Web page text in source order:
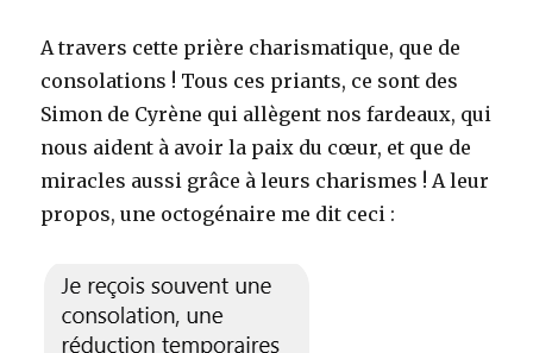
A travers cette prière charismatique, que de
consolations ! Tous ces priants, ce sont des
Simon de Cyrène qui allègent nos fardeaux, qui
nous aident à avoir la paix du cœur, et que de
miracles aussi grâce à leurs charismes ! A leur
propos, une octogénaire me dit ceci :